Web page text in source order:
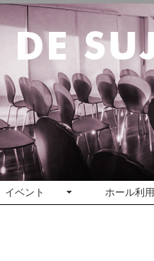
イベント ホール利用